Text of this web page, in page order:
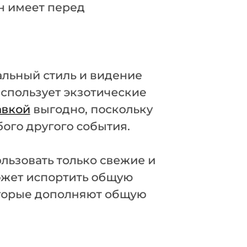
имеет перед
стиль и видение
экзотические
выгодно, поскольку
другого события.
только свежие и
испортить общую
дополняют общую